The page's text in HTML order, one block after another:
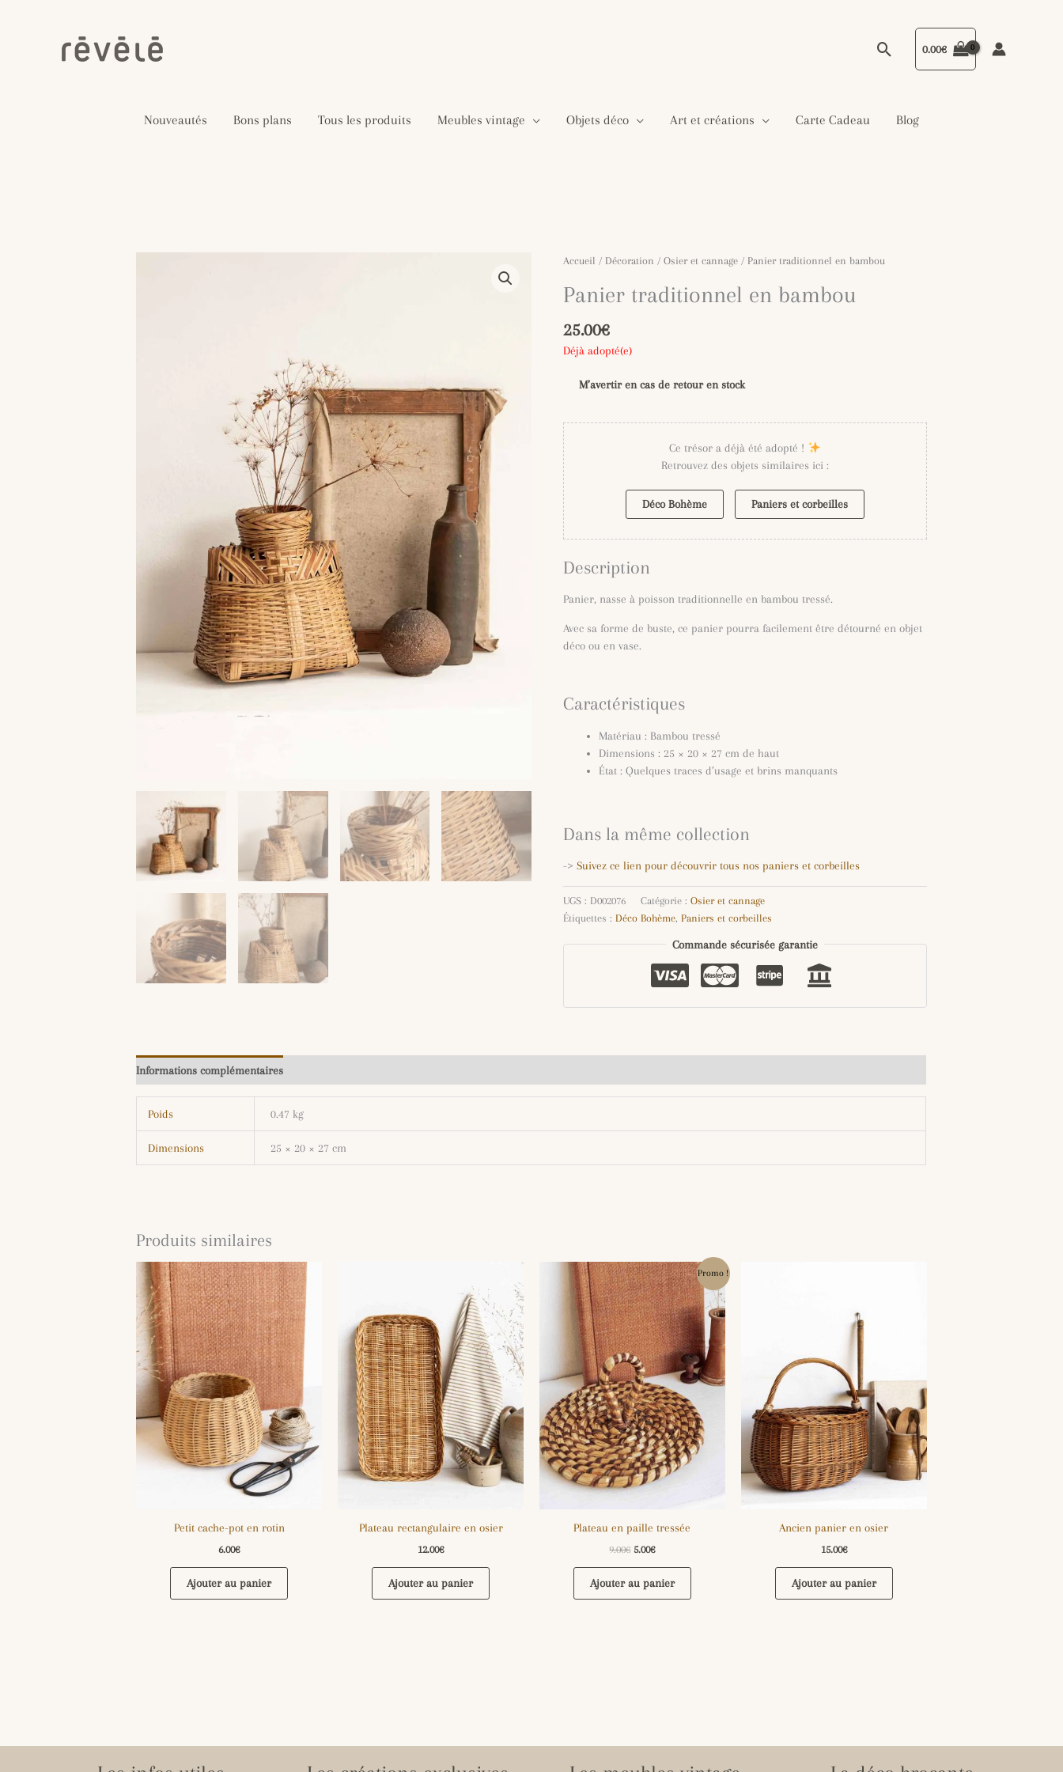
Rechercher
0.00€
Nouveautés Bons plans Tous les produits Meubles vintage Objets déco Art et créations Carte Cadeau Blog
Accueil / Décoration / Osier et cannage / Panier traditionnel en bambou
Panier traditionnel en bambou
25.00€
Déjà adopté(e)
M’avertir en cas de retour en stock
Ce trésor a déjà été adopté !
Retrouvez des objets similaires ici :
Déco Bohème Paniers et corbeilles
Description
Panier, nasse à poisson traditionnelle en bambou tressé.
Avec sa forme de buste, ce panier pourra facilement être détourné en objet
déco ou en vase.
Caractéristiques
Matériau : Bambou tressé
Dimensions : 25 × 20 × 27 cm de haut
État : Quelques traces d’usage et brins manquants
Dans la même collection
-> Suivez ce lien pour découvrir tous nos paniers et corbeilles
UGS : D002076 Catégorie : Osier et cannage
Étiquettes : Déco Bohème, Paniers et corbeilles
Commande sécurisée garantie
Informations complémentaires
Poids 0.47 kg
Dimensions 25 × 20 × 27 cm
Produits similaires
Petit cache-pot en rotin
6.00€
Ajouter au panier
Plateau rectangulaire en osier
12.00€
Ajouter au panier
Promo !
Plateau en paille tressée
9.00€
Le
prix
initial
était :
9.00€.
5.00€
Le
prix
actuel
est :
5.00€.
Ajouter au panier
Ancien panier en osier
15.00€
Ajouter au panier